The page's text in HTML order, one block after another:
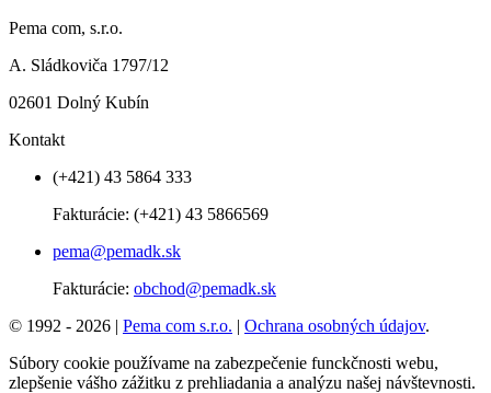
Pema com, s.r.o.
A. Sládkoviča 1797/12
02601 Dolný Kubín
Kontakt
(+421) 43 5864 333
Fakturácie: (+421) 43 5866569
pema@pemadk.sk
Fakturácie: obchod@pemadk.sk
© 1992 - 2026 | Pema com s.r.o. | Ochrana osobných údajov.
Súbory cookie používame na zabezpečenie funckčnosti webu,
zlepšenie vášho zážitku z prehliadania a analýzu našej návštevnosti.